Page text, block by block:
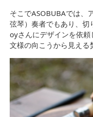
そこでASOBUBAでは、
弦琴）奏者でもあり、切
oyさんにデザインを依
文様の向こうから見える